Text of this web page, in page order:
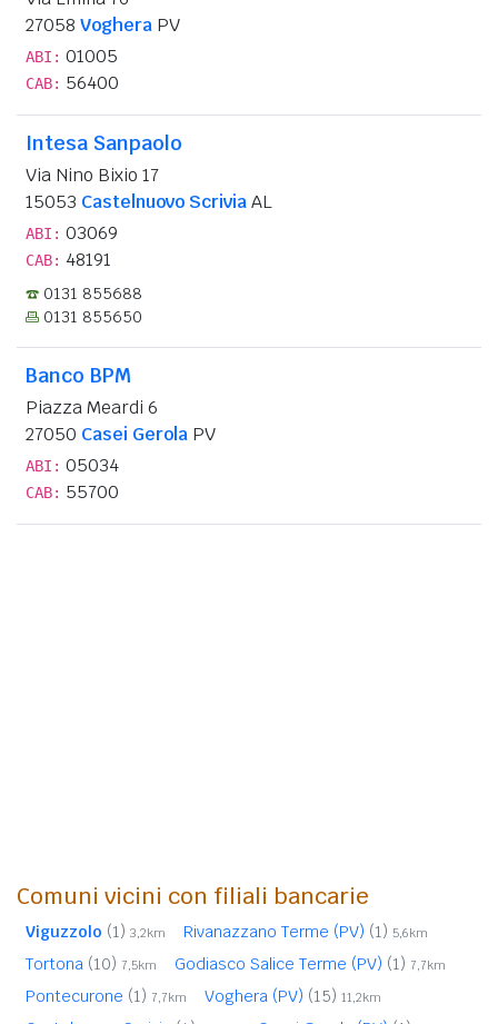
27058 Voghera PV
ABI: 01005
CAB: 56400
Intesa Sanpaolo
Via Nino Bixio 17
15053 Castelnuovo ScriviaAL
ABI: 03069
CAB: 48191
0131 855688
0131 855650
Banco BPM
Piazza Meardi 6
27050 Casei Gerola PV
ABI: 05034
CAB: 55700
Comuni vicini con filiali bancarie
Viguzzolo (1) 3,2km Rivanazzano Terme (PV) (1) 5,6km
Tortona (10) 7,5km Godiasco Salice Terme (PV) (1) 7,7km
Pontecurone (1) 7,7km Voghera (PV) (15) 11,2km